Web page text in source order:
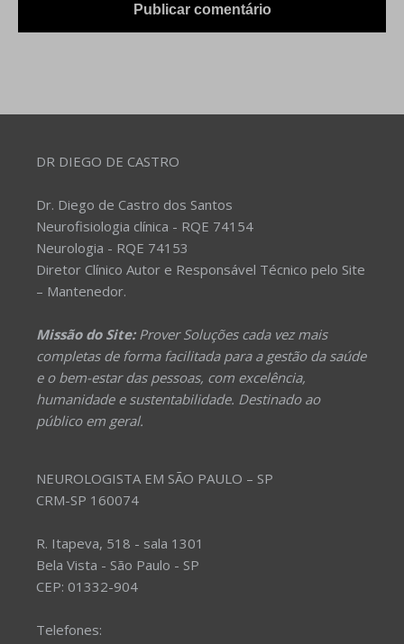
DR DIEGO DE CASTRO
Dr. Diego de Castro dos Santos
Neurofisiologia clínica - RQE 74154
Neurologia - RQE 74153
Diretor Clínico Autor e Responsável Técnico pelo Site
– Mantenedor.
Missão do Site:Prover Soluções cada vez mais
completas de forma facilitada para a gestão da saúde
e o bem-estar das pessoas, com excelência,
humanidade e sustentabilidade. Destinado ao
público em geral.
NEUROLOGISTA EM SÃO PAULO – SP
CRM-SP 160074
R. Itapeva, 518 - sala 1301
Bela Vista - São Paulo - SP
CEP: 01332-904
Telefones: